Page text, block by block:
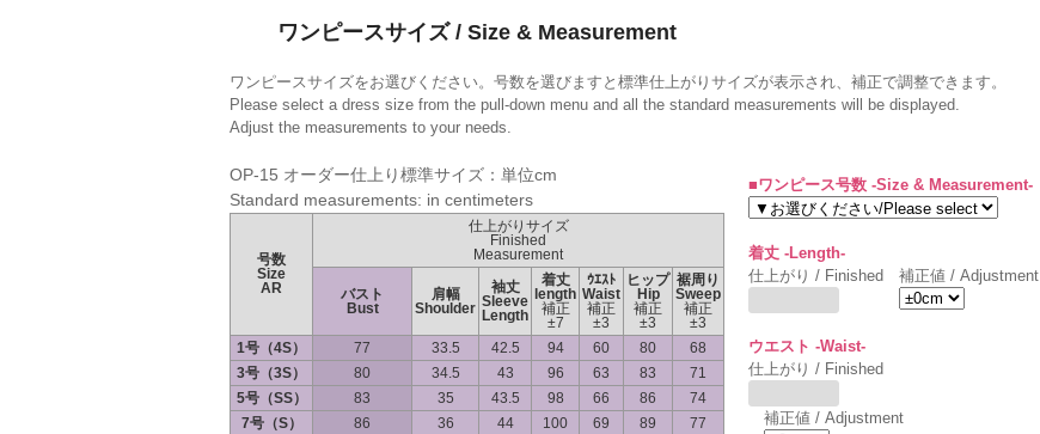
ワンピースサイズ / Size & Measurement
ワンピースサイズをお選びください。号数を選びますと標準仕上がりサイズが表示され、補正で調整できます。
Please select a dress size from the pull-down menu and all the standard measurements will be displayed.
Adjust the measurements to your needs.
OP-15 オーダー仕上り標準サイズ：単位cm
Standard measurements: in centimeters
号数
Size
AR
仕上がりサイズ
Finished
Measurement
バスト
Bust
肩幅
Shoulder
袖丈
Sleeve
Length
着丈
length
補正
±7
ｳｴｽﾄ
Waist
補正
±3
ヒップ
Hip
補正
±3
裾周り
Sweep
補正
±3
1号（4S）
77 33.5 42.5 94 60 80
68
3号（3S）
80 34.5 43 96 63 83
71
5号（SS）
83 35 43.5 98 66 86
74
7号（S）
86 36 44 100 69 89
77
■ワンピース号数 -Size & Measurement-
着丈 -Length-
仕上がり / Finished
補正値 / Adjustment
ウエスト -Waist-
仕上がり / Finished
補正値 / Adjustment